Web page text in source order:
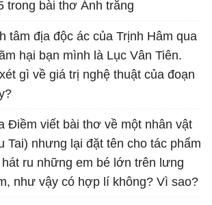
trong bài thơ Ánh trăng
tâm địa độc ác của Trịnh Hâm qua
hại bạn mình là Lục Vân Tiên.
gì về giá trị nghệ thuật của đoạn
Điềm viết bài thơ về một nhân vật
Tai) nhưng lại đặt tên cho tác phẩm
hát ru những em bé lớn trên lưng
như vậy có hợp lí không? Vì sao?